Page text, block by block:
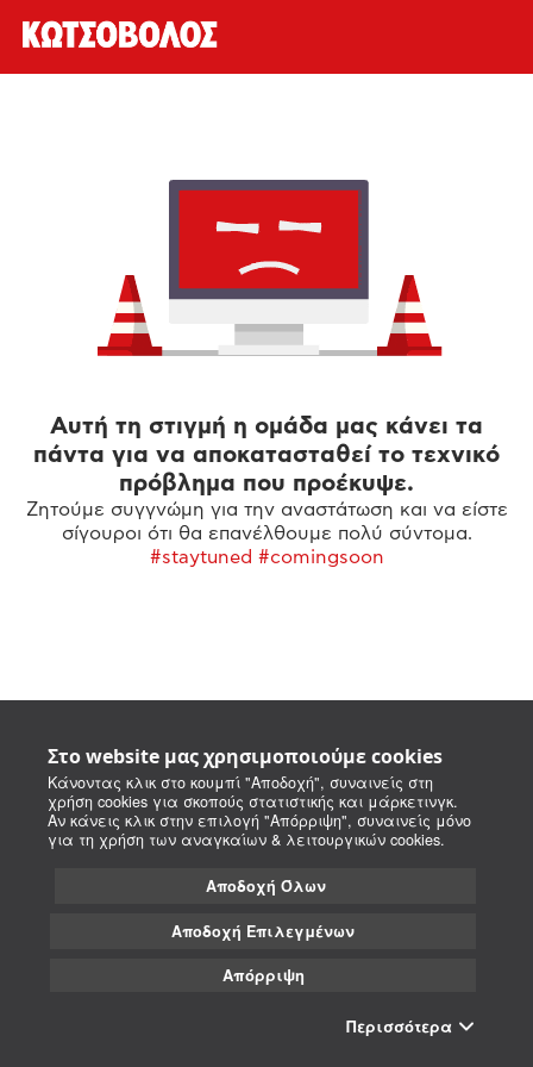
Στο website μας χρησιμοποιούμε cookies
Κάνοντας κλικ στο κουμπί "Αποδοχή", συναινείς στη
χρήση cookies για σκοπούς στατιστικής και μάρκετινγκ.
Αν κάνεις κλικ στην επιλογή "Απόρριψη", συναινείς μόνο
για τη χρήση των αναγκαίων & λειτουργικών cookies.
Αποδοχή Όλων
Αποδοχή Επιλεγμένων
Απόρριψη
Περισσότερα
Αυτή τη στιγμή η ομάδα μας κάνει τα
πάντα για να αποκατασταθεί το τεχνικό
πρόβλημα που προέκυψε.
Ζητούμε συγγνώμη για την αναστάτωση και να είστε
σίγουροι ότι θα επανέλθουμε πολύ σύντομα.
#staytuned #comingsoon